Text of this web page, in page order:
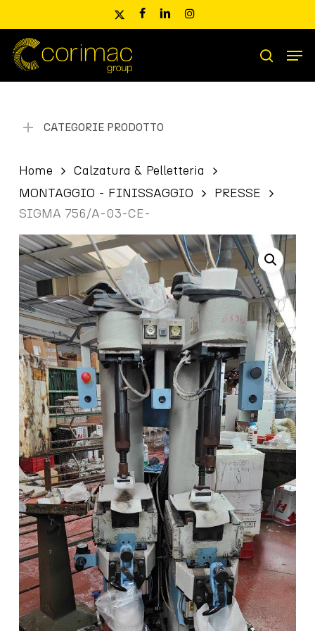
main
content
x-
facebooklinkedininstagram
Ricerca
prodotti
search
CATEGORIE PRODOTTO
Home
Calzatura & Pelletteria
MONTAGGIO - FINISSAGGIO
PRESSE
SIGMA 756/A-03-CE-